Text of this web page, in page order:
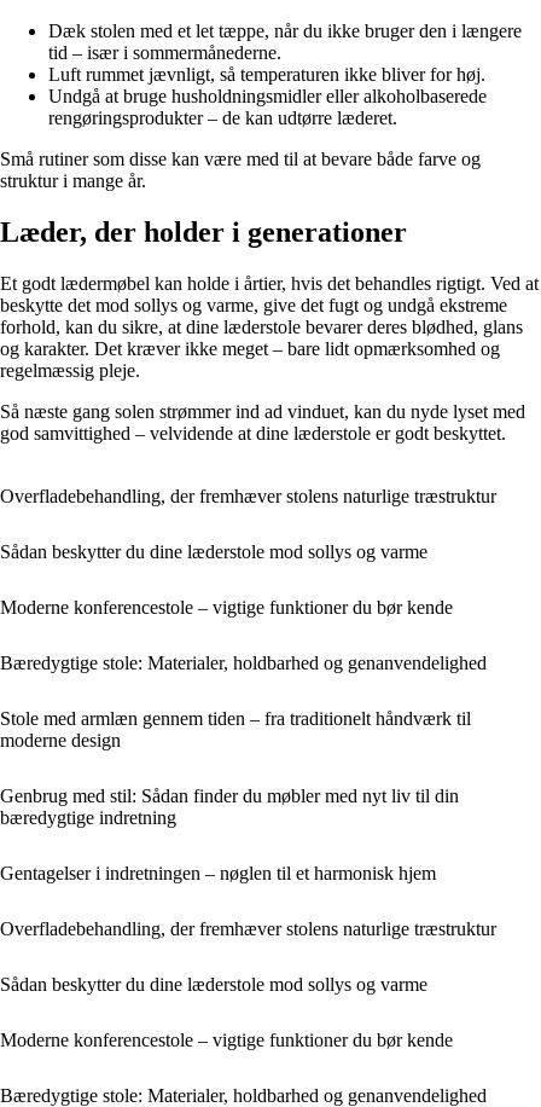
Dæk stolen med et let tæppe, når du ikke bruger den i længere
tid – især i sommermånederne.
Luft rummet jævnligt, så temperaturen ikke bliver for høj.
Undgå at bruge husholdningsmidler eller alkoholbaserede
rengøringsprodukter – de kan udtørre læderet.
Små rutiner som disse kan være med til at bevare både farve og
struktur i mange år.
Læder, der holder i generationer
Et godt lædermøbel kan holde i årtier, hvis det behandles rigtigt. Ved at
beskytte det mod sollys og varme, give det fugt og undgå ekstreme
forhold, kan du sikre, at dine læderstole bevarer deres blødhed, glans
og karakter. Det kræver ikke meget – bare lidt opmærksomhed og
regelmæssig pleje.
Så næste gang solen strømmer ind ad vinduet, kan du nyde lyset med
god samvittighed – velvidende at dine læderstole er godt beskyttet.
Overfladebehandling, der fremhæver stolens naturlige træstruktur
Sådan beskytter du dine læderstole mod sollys og varme
Moderne konferencestole – vigtige funktioner du bør kende
Bæredygtige stole: Materialer, holdbarhed og genanvendelighed
Stole med armlæn gennem tiden – fra traditionelt håndværk til
moderne design
Genbrug med stil: Sådan finder du møbler med nyt liv til din
bæredygtige indretning
Gentagelser i indretningen – nøglen til et harmonisk hjem
Overfladebehandling, der fremhæver stolens naturlige træstruktur
Sådan beskytter du dine læderstole mod sollys og varme
Moderne konferencestole – vigtige funktioner du bør kende
Bæredygtige stole: Materialer, holdbarhed og genanvendelighed